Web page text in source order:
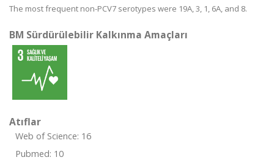
The most frequent non-PCV7 serotypes were 19A, 3, 1, 6A, and 8.
BM Sürdürülebilir Kalkınma Amaçları
Atıflar
Web of Science: 16
Pubmed: 10